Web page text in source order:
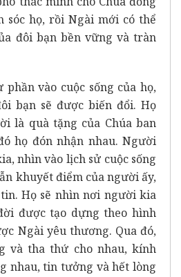
sóc họ, rồi Ngài mới có thể
đôi bạn bền vững và tràn
phần vào cuộc sống của họ,
bạn sẽ được biến đổi. Họ
là quà tặng của Chúa ban
họ đón nhận nhau. Người
nhìn vào lịch sử cuộc sống
khuyết điểm của người ấy,
Họ sẽ nhìn nơi người kia
được tạo dựng theo hình
Ngài yêu thương. Qua đó,
và tha thứ cho nhau, kính
nhau, tin tưởng và hết lòng